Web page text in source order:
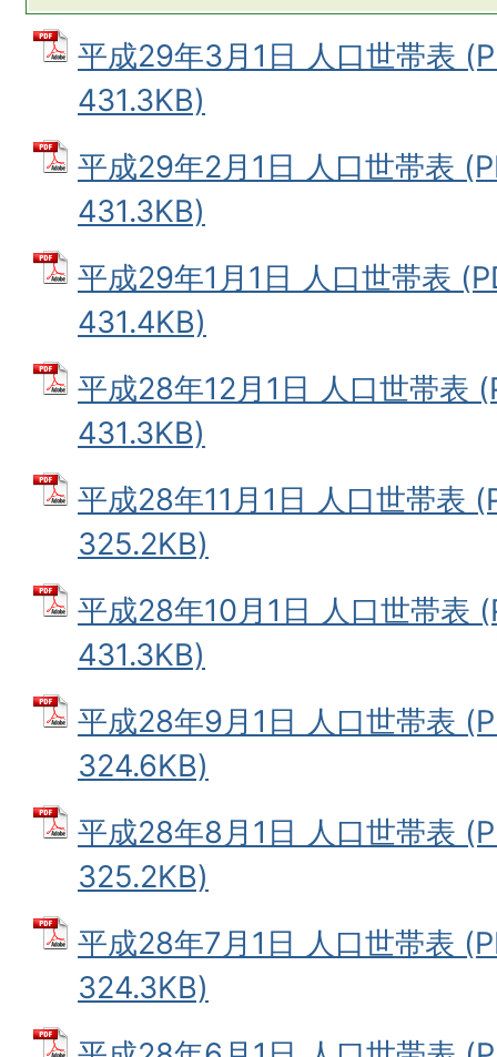
平成29年3月1日 人口世帯表
431.3KB)
平成29年2月1日 人口世帯表
431.3KB)
平成29年1月1日 人口世帯表
431.4KB)
平成28年12月1日 人口世帯表
431.3KB)
平成28年11月1日 人口世帯表
325.2KB)
平成28年10月1日 人口世帯表
431.3KB)
平成28年9月1日 人口世帯表
324.6KB)
平成28年8月1日 人口世帯表
325.2KB)
平成28年7月1日 人口世帯表
324.3KB)